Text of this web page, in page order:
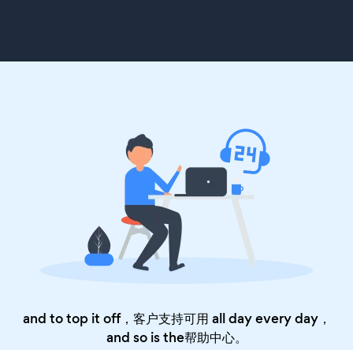
and to top it off，客户支持可用 all day every day，
and so is the帮助中心。